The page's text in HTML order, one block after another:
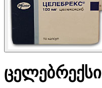
ცელებრექსი